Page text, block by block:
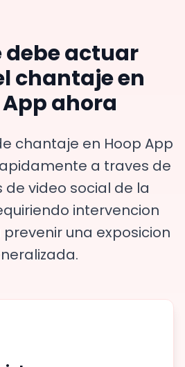
debe actuar
chantaje en
App ahora
chantaje en Hoop App
a traves de
de video social de la
intervencion
una exposicion